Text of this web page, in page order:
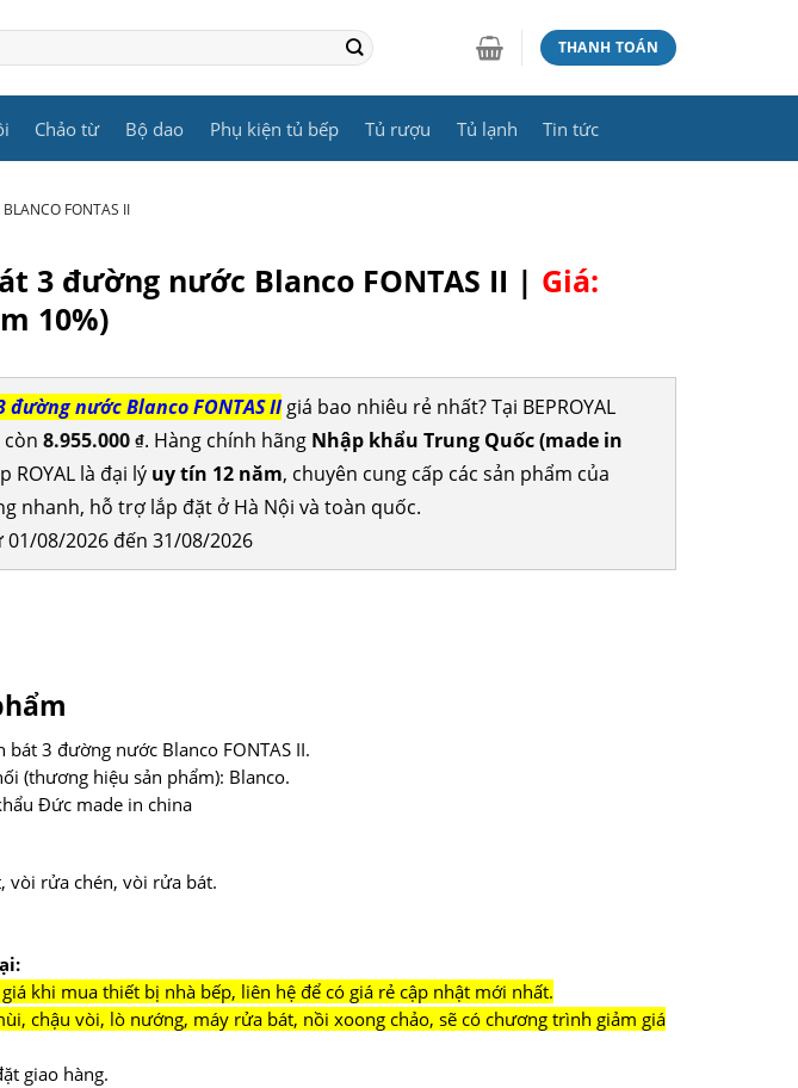
THANH TOÁN
Chảo từ Bộ dao Phụ kiện tủ bếp Tủ rượu Tủ lạnh Tin tức
FONTAS II
3 đường nước Blanco FONTAS II | Giá:
10%)
nước Blanco FONTAS IIgiá bao nhiêu rẻ nhất? Tại BEPROYAL
8.955.000 ₫. Hàng chính hãng Nhập khẩu Trung Quốc (made in
ROYAL là đại lý uy tín 12 năm, chuyên cung cấp các sản phẩm của
nhanh, hỗ trợ lắp đặt ở Hà Nội và toàn quốc.
01/08/2026 đến 31/08/2026
₫.
3 đường nước Blanco FONTAS II.
(thương hiệu sản phẩm): Blanco.
Đức made in china
vòi rửa chén, vòi rửa bát.
khi mua thiết bị nhà bếp, liên hệ để có giá rẻ cập nhật mới nhất.
chậu vòi, lò nướng, máy rửa bát, nồi xoong chảo, sẽ có chương trình giảm giá
giao hàng.